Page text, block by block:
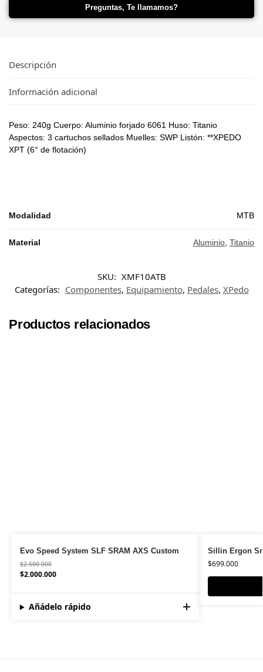
Preguntas, Te llamamos?
Descripción
Información adicional
Peso: 240g Cuerpo: Aluminio forjado 6061 Huso: Titanio
Aspectos: 3 cartuchos sellados Muelles: SWP Listón: **XPEDO
XPT (6° de flotación)
Modalidad MTB
Material Aluminio, Titanio
SKU: XMF10ATB
Categorías: Componentes, Equipamiento, Pedales, XPedo
Productos relacionados
Evo Speed System SLF SRAM AXS Custom
$2.500.000
$2.000.000
Añádelo rápido
Sillin Ergon
$699.000